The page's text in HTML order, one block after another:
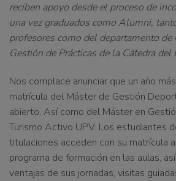
reciben apoyo desde el proceso de
una vez graduados como Alumni,
profesores como del departamento de
Gestión de Prácticas de la Cátedra del
Nos complace anunciar que un año
matrícula del Máster de Gestión
abierto. Así como del Máster en
Turismo Activo UPV. Los estudiantes
titulaciones acceden con su matrícula
programa de formación en las aulas,
ventajas de sus jornadas, visitas